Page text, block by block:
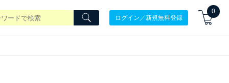
ログイン／新規無料登録
0